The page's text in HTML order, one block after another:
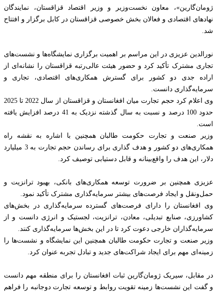
ژومان‌گارین»، معاون نخست‌وزیر و وزیر اقتصاد قزاقستان، نمایندگان
نهادهای اقتصادی و فعالان بخش خصوصی قزاقستان در کابل برگزار و افتتاح
شد.
نورالدین عزیزی در این مراسم بر اهمیت برگزاری نمایشگاه‌ها و نشست‌های
تجاری مشترک تأکید کرد و حضور هیئت عالی‌رتبه قزاقستان را نشانه‌ای از
اراده جدی دو کشور برای گسترش همکاری‌های اقتصادی، تجاری و
سرمایه‌گذاری دانست.
وی اعلام کرد حجم تجارت میان افغانستان و قزاقستان از سال 2022 تا 2025
حدود 100 درصد و نسبت به سال گذشته نزدیک به 41 درصد افزایش یافته
است.
وزیر صنعت و تجارت حکومت طالبان همچنین با اشاره به نقشه راه
همکاری‌های دو کشور و هدف گذاری برای رساندن حجم تجارت به 3 میلیارد
دلار، این هدف را واقع‌بینانه و قابل دستیابی توصیف کرد.
عزیزی همچنین بر ضرورت توسعه همکاری‌های بانکی، بهبود ترانزیت و
حمل‌ونقل و ایجاد فرصت‌های بیشتر سرمایه‌گذاری مشترک تأکید نمود.
وی افغانستان را دارای فرصت‌های گسترده سرمایه‌گذاری در بخش‌های
کشاورزی، صنایع تبدیلی، معادن، ترانزیت، لجستیک و انرژی دانست و از
سرمایه‌گذاران خارجی دعوت کرد تا در این بخش‌ها سرمایه‌گذاری کنند.
وزیر صنعت و تجارت حکومت طالبان همچنین این نمایشگاه و نشست‌ها را
زمینه‌ای مهم برای ایجاد شراکت‌های جدید و تبادل تجربه عنوان کرد.
در مقابل، سیریک ژومان‌گارین ثبات افغانستان را برای منطقه مهم دانست
و گفت این نشست‌ها زمینه تقویت روابط و توسعه تجارت دوجانبه را فراهم